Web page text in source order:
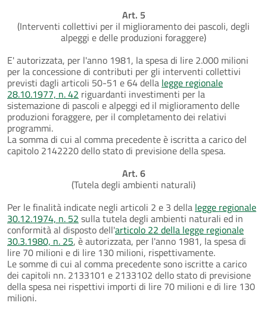
Art. 5
(Interventi collettivi per il miglioramento dei pascoli, degli
alpeggi e delle produzioni foraggere)
E' autorizzata, per l'anno 1981, la spesa di lire 2.000 milioni
per la concessione di contributi per gli interventi collettivi
previsti dagli articoli 50-51 e 64 della legge regionale
28.10.1977, n. 42 riguardanti investimenti per la
sistemazione di pascoli e alpeggi ed il miglioramento delle
produzioni foraggere, per il completamento dei relativi
programmi.
La somma di cui al comma precedente è iscritta a carico del
capitolo 2142220 dello stato di previsione della spesa.
Art. 6
(Tutela degli ambienti naturali)
Per le finalità indicate negli articoli 2 e 3 della legge regionale
30.12.1974, n. 52 sulla tutela degli ambienti naturali ed in
conformità al disposto dell'articolo 22 della legge regionale
30.3.1980, n. 25, è autorizzata, per l'anno 1981, la spesa di
lire 70 milioni e di lire 130 milioni, rispettivamente.
Le somme di cui al comma precedente sono iscritte a carico
dei capitoli nn. 2133101 e 2133102 dello stato di previsione
della spesa nei rispettivi importi di lire 70 milioni e di lire 130
milioni.